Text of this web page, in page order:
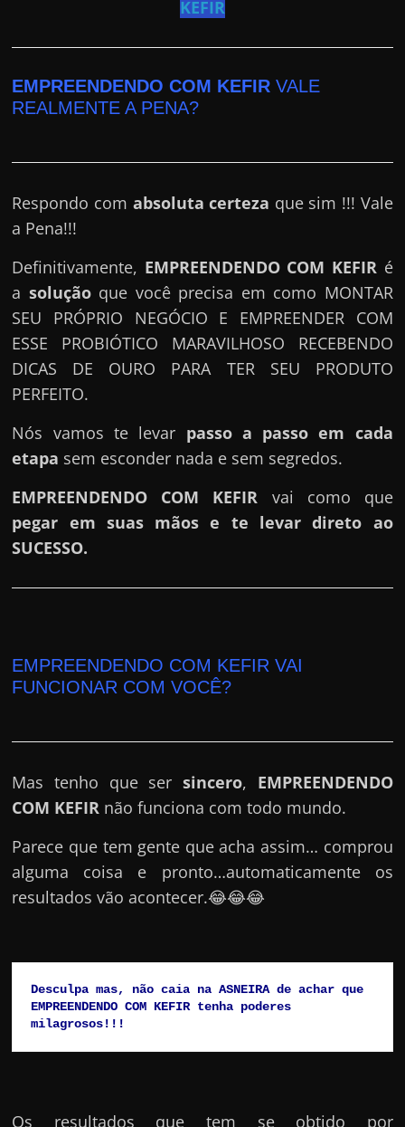
n
e
t
s
c
KEFIR
EMPREENDENDO COM KEFIR VALE
REALMENTE A PENA?
Respondo com absoluta certeza que sim !!! Vale
a Pena!!!
Definitivamente, EMPREENDENDO COM KEFIR é
a soluçãoque você precisa em como MONTAR
SEU PRÓPRIO NEGÓCIO E EMPREENDER COM
ESSE PROBIÓTICO MARAVILHOSO RECEBENDO
DICAS DE OURO PARA TER SEU PRODUTO
PERFEITO.
Nós vamos te levar passo a passo em cada
etapa sem esconder nada e sem segredos.
EMPREENDENDO COM KEFIR vai como que
pegar em suas mãos e te levar direto ao
SUCESSO.
EMPREENDENDO COM KEFIR VAI
FUNCIONAR COM VOCÊ?
Mas tenho que ser sincero, EMPREENDENDO
COM KEFIR não funciona com todo mundo.
Parece que tem gente que acha assim… comprou
alguma coisa e pronto…automaticamente os
resultados vão acontecer.😂😂😂
Desculpa mas, não caia na ASNEIRA de achar que
EMPREENDENDO COM KEFIR tenha poderes
milagrosos!!!
Os resultados que tem se obtido por